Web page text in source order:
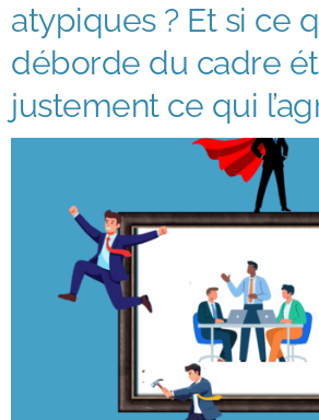
atypiques ? Et si ce
déborde du cadre
justement ce qui